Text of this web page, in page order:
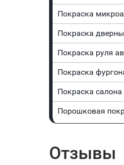
Покраска
Покраска
Покраска руля
Покраска
Покраска
Порошковая
Отзывы